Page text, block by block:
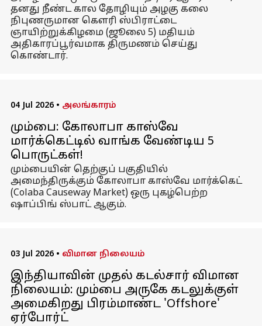
தனது நீண்ட கால தோழியும் அழகு கலை
நிபுணருமான கௌரி ஸ்பிராட்டை
ஞாயிற்றுக்கிழமை (ஜூலை 5) மதியம்
அதிகாரப்பூர்வமாக திருமணம் செய்து
கொண்டார்.
04 Jul 2026 • அலங்காரம்
மும்பை: கோலாபா காஸ்வே
மார்க்கெட்டில் வாங்க வேண்டிய 5
பொருட்கள்!
மும்பையின் தெற்குப் பகுதியில்
அமைந்திருக்கும் கோலாபா காஸ்வே மார்க்கெட்
(Colaba Causeway Market) ஒரு புகழ்பெற்ற
ஷாப்பிங் ஸ்பாட் ஆகும்.
03 Jul 2026 • விமான நிலையம்
இந்தியாவின் முதல் கடல்சார் விமான
நிலையம்: மும்பை அருகே கடலுக்குள்
அமைகிறது பிரம்மாண்ட 'Offshore'
ஏர்போர்ட்